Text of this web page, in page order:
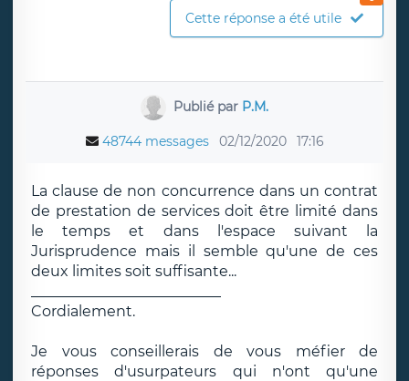
Cette réponse a été utile
Publié par P.M.
48744 messages 02/12/2020 17:16
La clause de non concurrence dans un contrat
de prestation de services doit être limité dans
le temps et dans l'espace suivant la
Jurisprudence mais il semble qu'une de ces
deux limites soit suffisante...
Cordialement.
Je vous conseillerais de vous méfier de
réponses d'usurpateurs qui n'ont qu'une